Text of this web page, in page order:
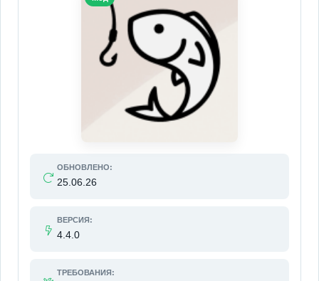
ОБНОВЛЕНО:
25.06.26
ВЕРСИЯ:
4.4.0
ТРЕБОВАНИЯ: